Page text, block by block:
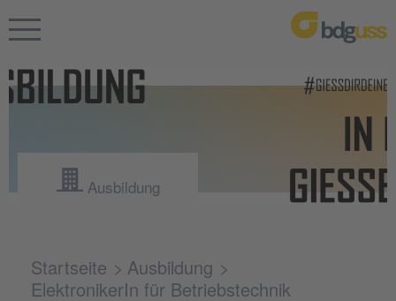
Ausbildung
Startseite
Ausbildung
ElektronikerIn für Betriebstechnik